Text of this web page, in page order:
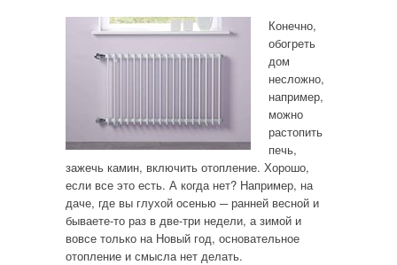
Конечно,
обогреть
дом
несложно,
например,
можно
растопить
печь,
зажечь камин, включить отопление. Хорошо,
если все это есть. А когда нет? Например, на
даче, где вы глухой осенью ─ ранней весной и
бываете-то раз в две-три недели, а зимой и
вовсе только на Новый год, основательное
отопление и смысла нет делать.